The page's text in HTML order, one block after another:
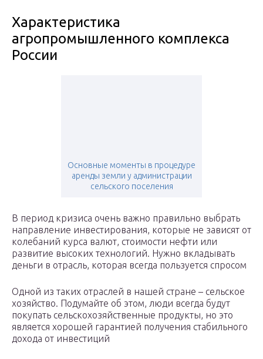
Характеристика
агропромышленного комплекса
России
Основные моменты в процедуре
аренды земли у администрации
сельского поселения
В период кризиса очень важно правильно выбрать
направление инвестирования, которые не зависят от
колебаний курса валют, стоимости нефти или
развитие высоких технологий. Нужно вкладывать
деньги в отрасль, которая всегда пользуется спросом
Одной из таких отраслей в нашей стране – сельское
хозяйство. Подумайте об этом, люди всегда будут
покупать сельскохозяйственные продукты, но это
является хорошей гарантией получения стабильного
дохода от инвестиций